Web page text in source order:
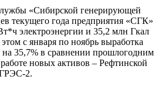
«Сибирской генерирующей
текущего года предприятия «СГК»
электроэнергии и 35,2 млн Гкал
с января по ноябрь выработка
на 35,7% в сравнении прошлогодним
новых активов – Рефтинской
2.